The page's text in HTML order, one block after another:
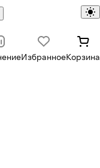
ИзбранноеКорзина